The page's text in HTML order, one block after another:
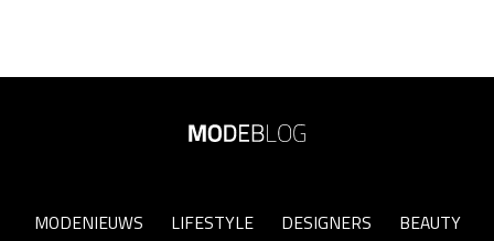
MODENIEUWS LIFESTYLE DESIGNERS
BEAUTY